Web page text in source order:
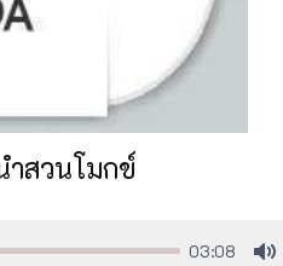
สวนโมกข์
03:08